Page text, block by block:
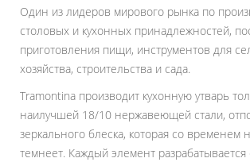
Один из лидеров мирового рынка по
столовых и кухонных принадлежностей,
приготовления пищи, инструментов для
хозяйства, строительства и сада.
Tramontina производит кухонную утварь
наилучшей 18/10 нержавеющей стали,
зеркального блеска, которая со временем
темнеет. Каждый элемент разрабатывается